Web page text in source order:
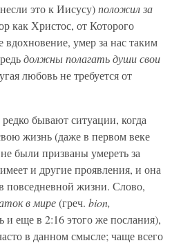
это к Иисусу)положил за
как Христос, от Которого
вдохновение, умер за нас таким
должны полагать души свои
любовь не требуется от
бывают ситуации, когда
жизнь (даже в первом веке
были призваны умереть за
и другие проявления, и она
повседневной жизни. Слово,
в мире(греч. bion,
и еще в 2:16 этого же послания),
в данном смысле; чаще всего